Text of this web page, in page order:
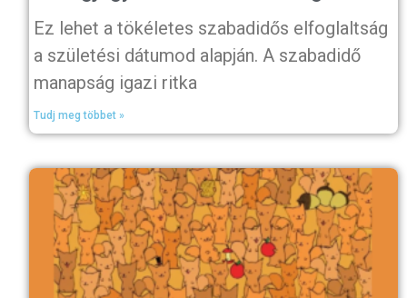
Ez lehet a tökéletes szabadidős elfoglaltság
a születési dátumod alapján. A szabadidő
manapság igazi ritka
Tudj meg többet »